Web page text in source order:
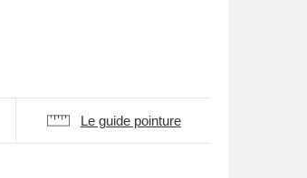
Le guide pointure